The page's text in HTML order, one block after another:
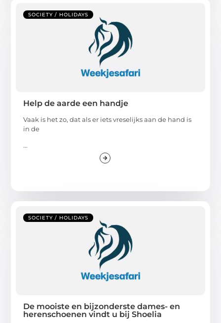
SOCIETY / HOLIDAYS
Help de aarde een handje
Vaak is het zo, dat als er iets vreselijks aan de hand is
in de
...
SOCIETY / HOLIDAYS
De mooiste en bijzonderste dames- en
herenschoenen vindt u bij Shoelia